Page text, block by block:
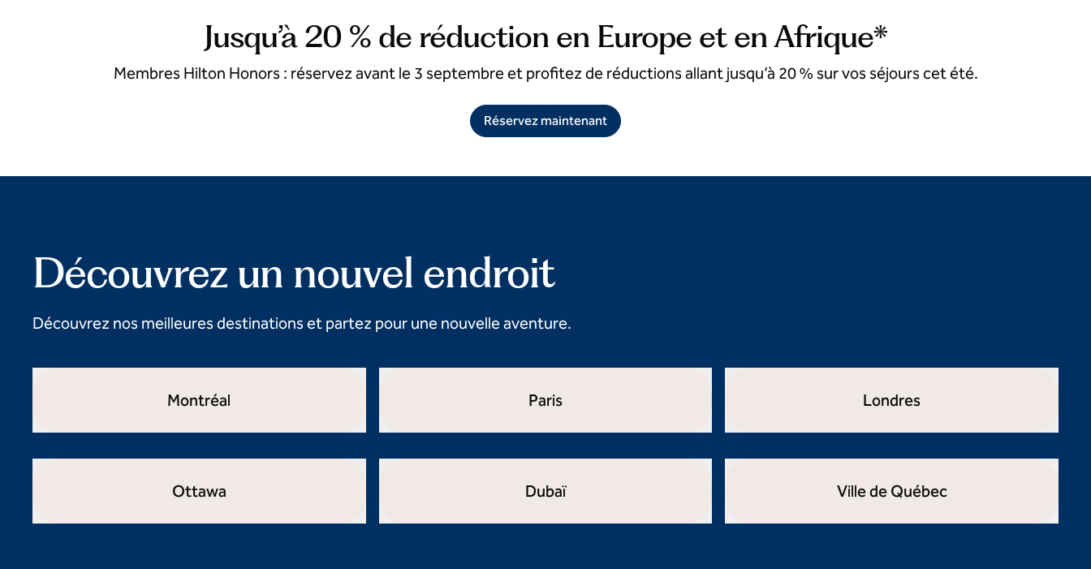
Jusqu’à 20 % de réduction en Europe et en Afrique*
Membres Hilton Honors : réservez avant le 3 septembre et profitez de réductions allant jusqu’à 20 % sur vos séjours cet été.
Réservez maintenant
Découvrez un nouvel endroit
Découvrez nos meilleures destinations et partez pour une nouvelle aventure.
Montréal Paris Londres
Ottawa Dubaï Ville de Québec